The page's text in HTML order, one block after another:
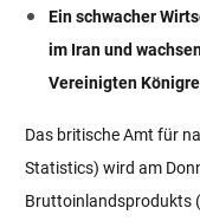
Ein schwacher
im Iran und
Vereinigten
Das britische Amt für
Statistics) wird am
Bruttoinlandsprodukts